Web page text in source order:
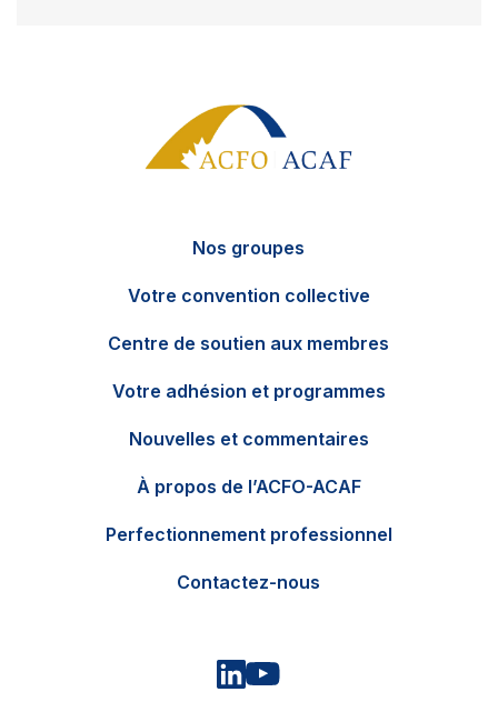
ENContactez-nous
Nos groupes
Votre convention collective
Centre de soutien aux membres
Votre adhésion et programmes
Nouvelles et commentaires
À propos de l’ACFO-ACAF
Perfectionnement professionnel
Contactez-nous